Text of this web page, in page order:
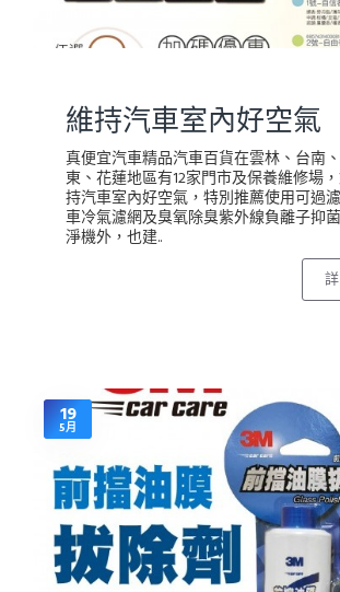
維持汽車室內好空氣
真便宜汽車精品汽車百貨在雲林、台南
東、花蓮地區有12家門市及保養維修場
持汽車室內好空氣，特別推薦使用可過
車冷氣濾網及臭氧除臭紫外線負離子抑
淨機外，也建..
19
5月